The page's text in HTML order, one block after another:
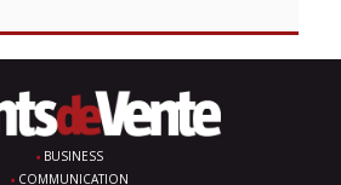
BUSINESS
COMMUNICATION